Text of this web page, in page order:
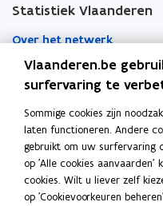
Statistiek Vlaanderen
Over het netwerk
Academische
Nieuws
Evenementen
Contact
Vlaanderen.be
surfervaring te
Sommige cookies zijn
laten functioneren. Andere
gebruikt om uw surfervaring
op 'Alle cookies aanvaarden'
cookies. Wilt u liever zelf
op 'Cookievoorkeuren